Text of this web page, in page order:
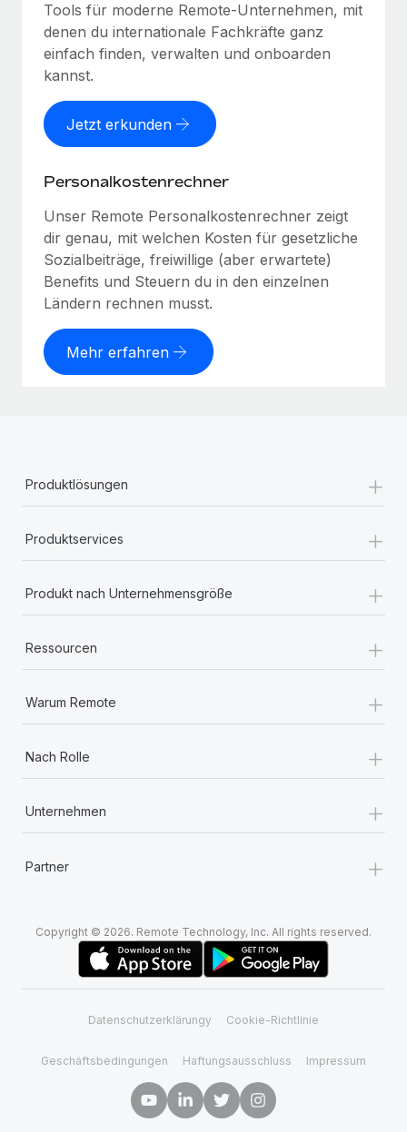
Tools für moderne Remote-Unternehmen, mit
denen du internationale Fachkräfte ganz
einfach finden, verwalten und onboarden
kannst.
Jetzt erkunden
Personalkostenrechner
Unser Remote Personalkostenrechner zeigt
dir genau, mit welchen Kosten für gesetzliche
Sozialbeiträge, freiwillige (aber erwartete)
Benefits und Steuern du in den einzelnen
Ländern rechnen musst.
Mehr erfahren
Produktlösungen +
Produktservices +
Produkt nach Unternehmensgröße +
Ressourcen +
Warum Remote +
Nach Rolle +
Unternehmen +
Partner +
Copyright © 2026. Remote Technology, Inc. All rights reserved.
Datenschutzerklärungy Cookie-Richtlinie
Geschäftsbedingungen Haftungsausschluss Impressum